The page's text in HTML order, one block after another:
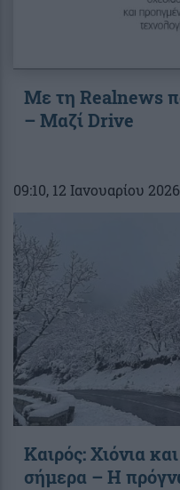
Με τη Realnews
– Μαζί Drive
09:10, 12 Ιανουαρίου 2026
Καιρός: Χιόνια
σήμερα – Η